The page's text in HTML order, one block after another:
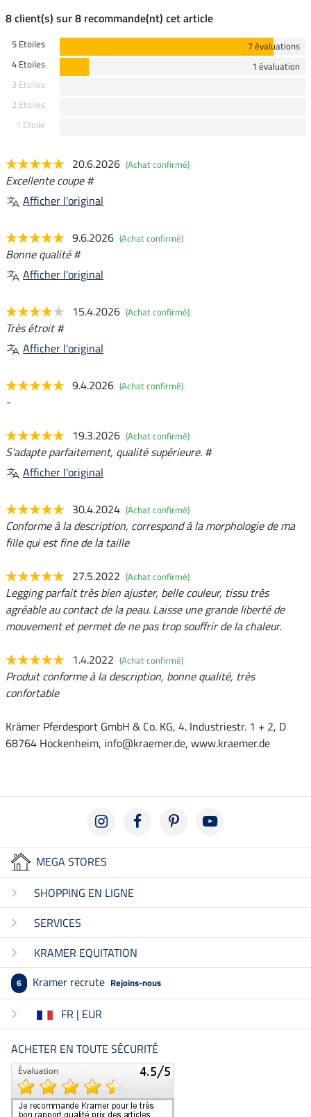
8 client(s) sur 8 recommande(nt) cet article
5 Etoiles
7 évaluations
4 Etoiles
1 évaluation
3 Etoiles
2 Etoiles
1 Etoile
20.6.2026 (Achat confirmé)
Excellente coupe #
Afficher l'original
9.6.2026 (Achat confirmé)
Bonne qualité #
Afficher l'original
15.4.2026 (Achat confirmé)
Très étroit #
Afficher l'original
9.4.2026 (Achat confirmé)
-
19.3.2026 (Achat confirmé)
S'adapte parfaitement, qualité supérieure. #
Afficher l'original
30.4.2024 (Achat confirmé)
Conforme à la description, correspond à la morphologie de ma
fille qui est fine de la taille
27.5.2022 (Achat confirmé)
Legging parfait très bien ajuster, belle couleur, tissu très
agréable au contact de la peau. Laisse une grande liberté de
mouvement et permet de ne pas trop souffrir de la chaleur.
1.4.2022 (Achat confirmé)
Produit conforme à la description, bonne qualité, très
confortable
Krämer Pferdesport GmbH & Co. KG, 4. Industriestr. 1 + 2, D
68764 Hockenheim, info@kraemer.de, www.kraemer.de
MEGA STORES
SHOPPING EN LIGNE
SERVICES
KRAMER EQUITATION
6 Kramer recrute Rejoins-nous
FR | EUR
ACHETER EN TOUTE SÉCURITÉ